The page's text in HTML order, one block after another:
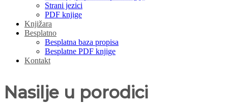
Strani jezici
PDF knjige
Knjižara
Besplatno
Besplatna baza propisa
Besplatne PDF knjige
Kontakt
Nasilje u porodici